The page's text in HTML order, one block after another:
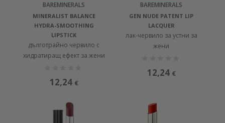
BAREMINERALS
MINERALIST BALANCE
HYDRA-SMOOTHING
LIPSTICK
дълготрайно червило с
хидратиращ ефект за жени
12,24 €
BAREMINERALS
GEN NUDE PATENT LIP
LACQUER
лак-червило за устни за
жени
12,24 €